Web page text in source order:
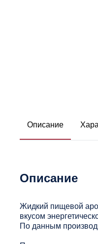
Описание
Описание
Жидкий пищевой
вкусом
По данным